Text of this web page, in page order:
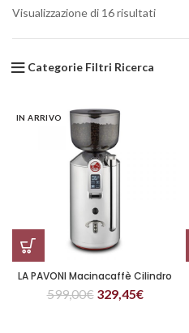
Visualizzazione di 16 risultati
Categorie Filtri Ricerca
IN ARRIVO
LA PAVONI Macinacaffè Cilindro
599,00€ 329,45€